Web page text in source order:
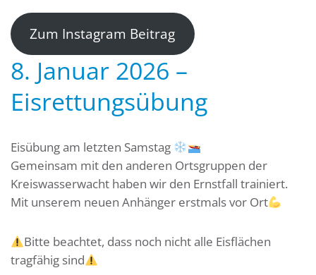
Zum Instagram Beitrag
8. Januar 2026 –
Eisrettungsübung
Eisübung am letzten Samstag
Gemeinsam mit den anderen Ortsgruppen der
Kreiswasserwacht haben wir den Ernstfall trainiert.
Mit unserem neuen Anhänger erstmals vor Ort
Bitte beachtet, dass noch nicht alle Eisflächen
tragfähig sind